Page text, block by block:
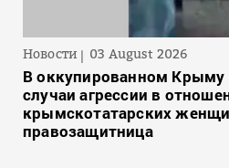
Новости 03 August 2026
В оккупированном Крыму
случаи агрессии в
крымскотатарских
правозащитница